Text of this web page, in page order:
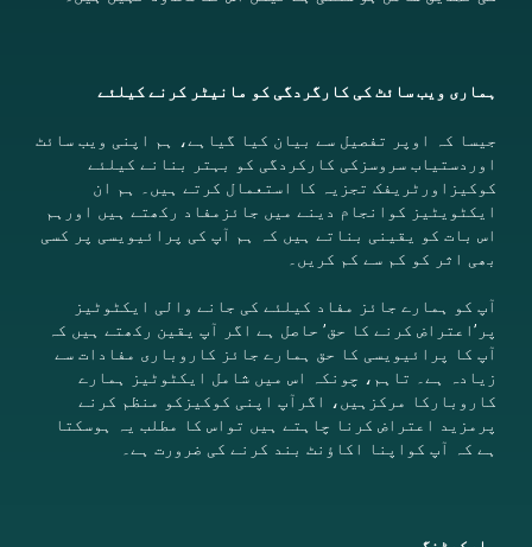
ہماری ویب سائٹ کی کارگردگی کو مانیٹر کرنے کیلئے
جیسا کہ اوپر تفصیل سے بیان کیا گیاہے،
ہم اپنی ویب سائٹ
اوردستیاب سروسزکی کارکردگی کو بہتر بنانے کیلئے
کوکیزاورٹریفک تجزیہ کا استعمال کرتے ہیں۔ ہم ان
ایکٹویٹیز کوانجام دینے میں جائزمفاد رکھتے ہیں اورہم
اس بات کو یقینی بناتے ہیں کہ ہم آپ کی پرائیویسی پر کسی
بھی اثر کو کم سے کم کریں۔
آپ کو ہمارے جائز مفاد کیلئے کی جانے والی ایکٹوٹیز
پر’اعتراض کرنے کا حق’ حاصل ہے اگر آپ یقین رکھتے ہیں کہ
آپ کا پرائیویسی کا حق ہمارے جائز کاروباری مفادات سے
زیادہ ہے۔ تاہم، چونکہ اس میں شامل ایکٹوٹیز ہمارے
کاروبارکا مرکزہیں، اگرآپ اپنی کوکیزکو منظم کرنے
پرمزید اعتراض کرنا چاہتے ہیں تواس کا مطلب یہ ہوسکتا
ہے کہ آپ کواپنا اکاؤنٹ بند کرنے کی ضرورت ہے۔